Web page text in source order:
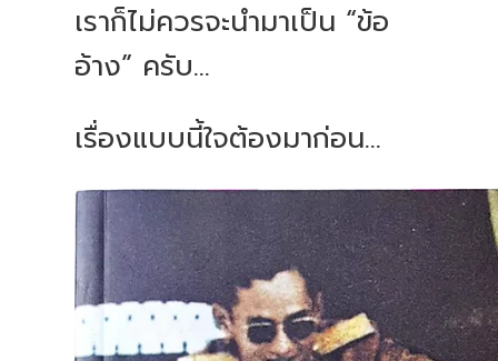
เราก็ไม่ควรจะนำมาเป็น “ข้อ
อ้าง” ครับ...
เรื่องแบบนี้ใจต้องมาก่อน...